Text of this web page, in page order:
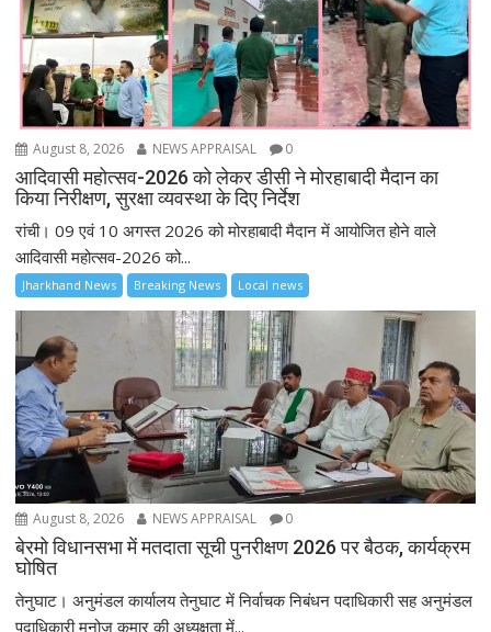
August 8, 2026 NEWS APPRAISAL 0
आदिवासी महोत्सव-2026 को लेकर डीसी ने मोरहाबादी मैदान का
किया निरीक्षण, सुरक्षा व्यवस्था के दिए निर्देश
रांची। 09 एवं 10 अगस्त 2026 को मोरहाबादी मैदान में आयोजित होने वाले
आदिवासी महोत्सव-2026 को...
Jharkhand News Breaking News Local news
August 8, 2026 NEWS APPRAISAL 0
बेरमो विधानसभा में मतदाता सूची पुनरीक्षण 2026 पर बैठक, कार्यक्रम
घोषित
तेनुघाट। अनुमंडल कार्यालय तेनुघाट में निर्वाचक निबंधन पदाधिकारी सह अनुमंडल
पदाधिकारी मनोज कुमार की अध्यक्षता में...